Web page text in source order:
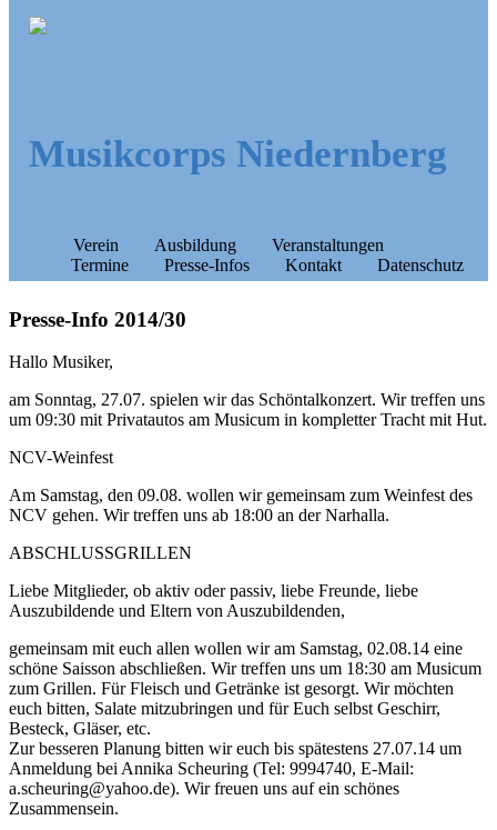
Musikcorps Niedernberg
Verein Ausbildung
Veranstaltungen
Termine
Presse-Infos Kontakt Datenschutz
Presse-Info 2014/30
Hallo Musiker,
am Sonntag, 27.07. spielen wir das Schöntalkonzert. Wir treffen uns
um 09:30 mit Privatautos am Musicum in kompletter Tracht mit Hut.
NCV-Weinfest
Am Samstag, den 09.08. wollen wir gemeinsam zum Weinfest des
NCV gehen. Wir treffen uns ab 18:00 an der Narhalla.
ABSCHLUSSGRILLEN
Liebe Mitglieder, ob aktiv oder passiv, liebe Freunde, liebe
Auszubildende und Eltern von Auszubildenden,
gemeinsam mit euch allen wollen wir am Samstag, 02.08.14 eine
schöne Saisson abschließen. Wir treffen uns um 18:30 am Musicum
zum Grillen. Für Fleisch und Getränke ist gesorgt. Wir möchten
euch bitten, Salate mitzubringen und für Euch selbst Geschirr,
Besteck, Gläser, etc.
Zur besseren Planung bitten wir euch bis spätestens 27.07.14 um
Anmeldung bei Annika Scheuring (Tel: 9994740, E-Mail:
a.scheuring@yahoo.de). Wir freuen uns auf ein schönes
Zusammensein.